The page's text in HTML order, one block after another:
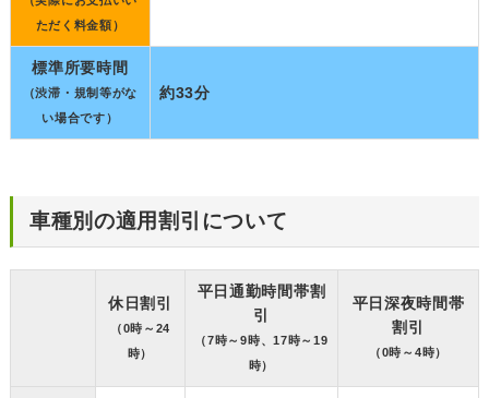
ただく料金額）
標準所要時間
（渋滞・規制等がな
い場合です）
約33分
車種別の適用割引について
休日割引
（0時～24
時）
平日通勤時間帯割
引
（7時～9時、17時～19
時）
平日深夜時間帯
割引
（0時～4時）